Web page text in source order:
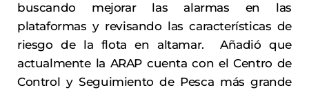
buscando mejorar las alarmas en las
plataformas y revisando las características de
riesgo de la flota en altamar. Añadió que
actualmente la ARAP cuenta con el Centro de
Control y Seguimiento de Pesca más grande